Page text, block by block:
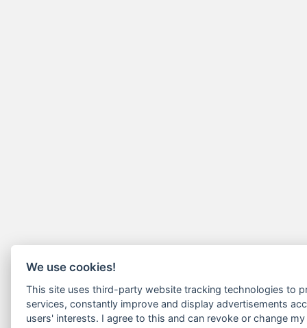
We use cookies!
This site uses third-party website tracking technologies to
services, constantly improve and display advertisements
users' interests. I agree to this and can revoke or change